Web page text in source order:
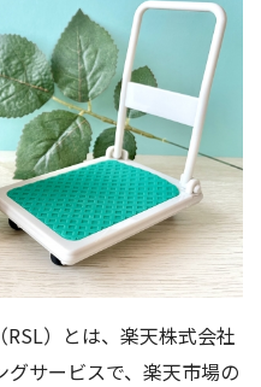
）とは、楽天株式会社
サービスで、楽天市場の